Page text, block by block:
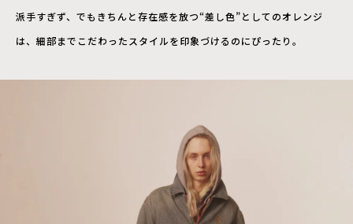
派手すぎず、でもきちんと存在感を放つ“差し色”としてのオレンジ
は、細部までこだわったスタイルを印象づけるのにぴったり。